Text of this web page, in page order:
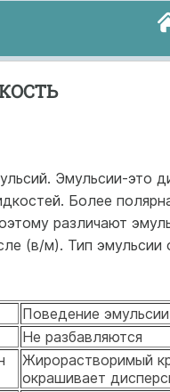
Эмульсии-это
Более
различают
(в/м). Тип эмульсии
Поведение
Не разбавляются
Жирорастворимый
окрашивает